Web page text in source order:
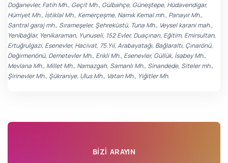
Doğanevler, Fatih Mh., Geçit Mh., Gülbahçe, Güneştepe, Hüdavendigar,
Hürriyet Mh., İstiklal Mh., Kemerçeşme, Namık Kemal mh., Panayır Mh.,
Santral garaj mh., Sırameşeler, Şehreküstü, Tuna Mh., Veysel karani mah.,
Yenibağlar, Yenikaraman, Yunuseli, 152 Evler, Duaçınarı, Eğitim, Emirsultan,
Ertuğrulgazi, Esenevler, Hacivat, 75.Yıl, Arabayatağı, Bağlaraltı, Çınarönü,
Değirmenönü, Demetevler Mh., Erikli Mh., Esenevler, Güllük, İsabey Mh.,
Mevlana Mh., Millet Mh., Namazgah, Samanlı Mh., Sinandede, Siteler mh.,
Şirinevler Mh., Şükraniye, Ulus Mh., Vatan Mh., Yiğitler Mh.
BIZI ARAYIN